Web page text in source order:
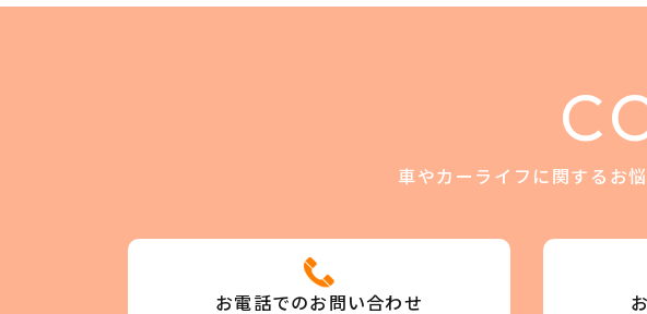
車やカーライフに関するお
お電話でのお問い合わせ